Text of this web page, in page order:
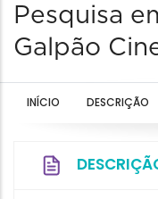
Pesquisa
Galpão
INÍCIO DESCRIÇÃO